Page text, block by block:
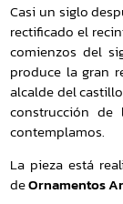
Casi un siglo
rectificado el
comienzos del
produce la gran
alcalde del
construcción de
contemplamos.
La pieza está
deOrnamentos